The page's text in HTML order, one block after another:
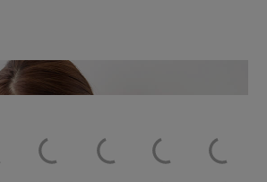
腹が大きくなっても締め付けない